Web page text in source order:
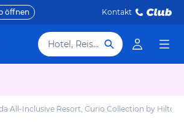
öffnen Kontakt
Hotel, Reiseziel
All-Inclusive Resort, Curio Collection by Hilton